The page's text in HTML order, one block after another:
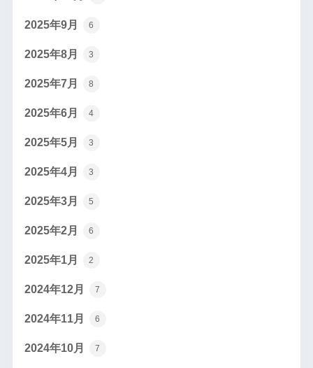
2025年9月 6
2025年8月 3
2025年7月 8
2025年6月 4
2025年5月 3
2025年4月 3
2025年3月 5
2025年2月 6
2025年1月 2
2024年12月 7
2024年11月 6
2024年10月 7